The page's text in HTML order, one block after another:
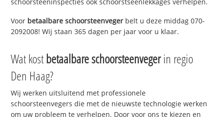
Voor betaalbare schoorsteenveger belt u deze middag 070-
2092008! Wij staan 365 dagen per jaar voor u klaar.
Wat kostbetaalbare schoorsteenvegerin regio
Den Haag?
Wij werken uitsluitend met professionele
schoorsteenvegers die met de nieuwste technologie werken
om uw probleem te verhelpen. Door voor ons te kiezen en